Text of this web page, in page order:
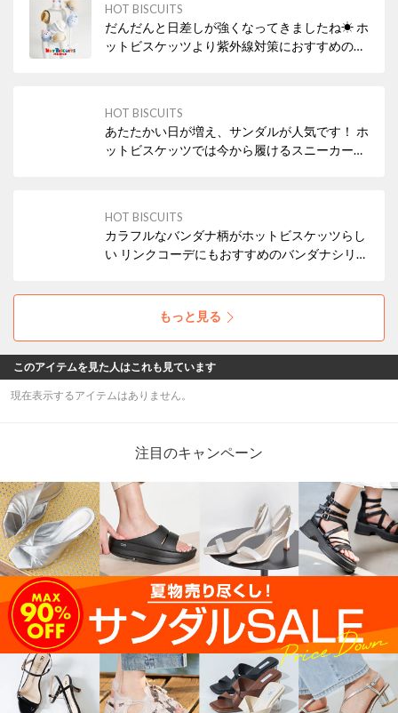
HOT BISCUITS
だんだんと日差しが強くなってきましたね☀ ホ
ットビスケッツより紫外線対策におすすめの帽
HOT BISCUITS
あたたかい日が増え、サンダルが人気です！ ホ
ットビスケッツでは今から履けるスニーカータ
キッズまで ぜひチェックを！
HOT BISCUITS
カラフルなバンダナ柄がホットビスケッツらし
い リンクコーデにもおすすめのバンダナシリー
間違いなし！ ぜひチェックを！
もっと見る
このアイテムを見た人はこれも見ています
現在表示するアイテムはありません。
注目のキャンペーン